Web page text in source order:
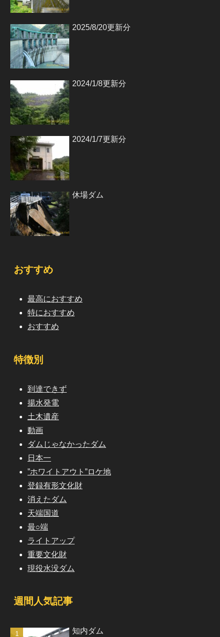
2025/8/20更新分
2024/1/8更新分
2024/1/7更新分
休場ダム
おすすめ
最高におすすめ
特におすすめ
おすすめ
特徴別
到達できず
揚水発電
土木遺産
動画
ダムじゃなかったダム
日本一
”ホワイトアウト”ロケ地
登録有形文化財
消えたダム
天端国道
最○端
ライトアップ
重要文化財
現役水没ダム
週間人気記事
知内ダム